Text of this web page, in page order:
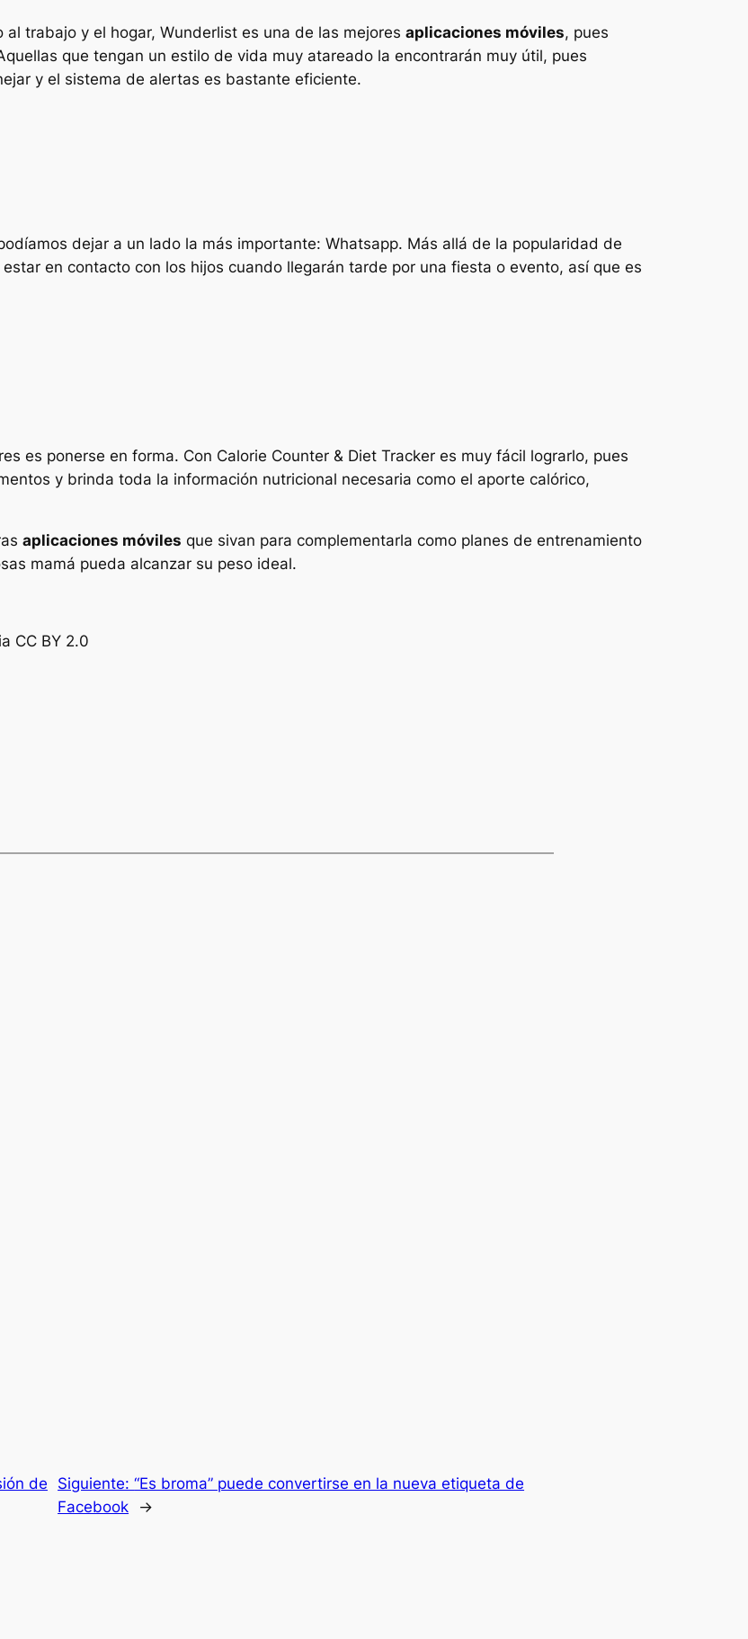
trabajo y el hogar, Wunderlist es una de las mejores aplicaciones móviles, pues
que tengan un estilo de vida muy atareado la encontrarán muy útil, pues
y el sistema de alertas es bastante eficiente.
dejar a un lado la más importante: Whatsapp. Más allá de la popularidad de
en contacto con los hijos cuando llegarán tarde por una fiesta o evento, así que es
es ponerse en forma. Con Calorie Counter & Diet Tracker es muy fácil lograrlo, pues
y brinda toda la información nutricional necesaria como el aporte calórico,
aplicaciones móviles que sivan para complementarla como planes de entrenamiento
mamá pueda alcanzar su peso ideal.
CC BY 2.0
de
Siguiente:“Es broma” puede convertirse en la nueva etiqueta de
Facebook
→